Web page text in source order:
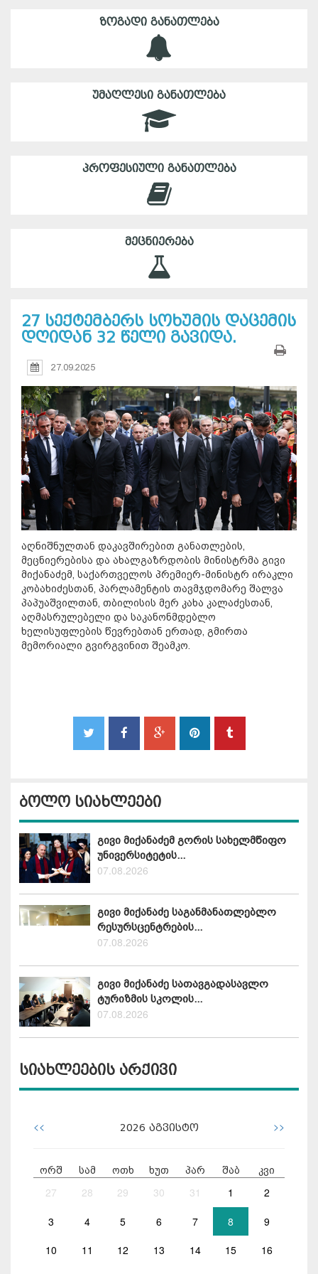
ᲖᲝᲒᲐᲓᲘ ᲒᲐᲜᲐᲗᲚᲔᲑᲐ
ᲣᲛᲐᲦᲚᲔᲡᲘ ᲒᲐᲜᲐᲗᲚᲔᲑᲐ
ᲞᲠᲝᲤᲔᲡᲘᲣᲚᲘ ᲒᲐᲜᲐᲗᲚᲔᲑᲐ
ᲛᲔᲪᲜᲘᲔᲠᲔᲑᲐ
27 სექტემბერს სოხუმის დაცემის
დღიდან 32 წელი გავიდა.
27.09.2025
აღნიშნულთან დაკავშირებით განათლების,
მეცნიერებისა და ახალგაზრდობის მინისტრმა გივი
მიქანაძემ, საქართველოს პრემიერ-მინისტრ ირაკლი
კობახიძესთან, პარლამენტის თავმჯდომარე შალვა
პაპუაშვილთან, თბილისის მერ კახა კალაძესთან,
აღმასრულებელი და საკანონმდებლო
ხელისუფლების წევრებთან ერთად, გმირთა
მემორიალი გვირგვინით შეამკო.
ბოლო სიახლეები
გივი მიქანაძემ გორის სახელმწიფო
უნივერსიტეტის...
07.08.2026
გივი მიქანაძე საგანმანათლებლო
რესურსცენტრების...
07.08.2026
გივი მიქანაძე სათავგადასავლო
ტურიზმის სკოლის...
07.08.2026
სიახლეების არქივი
<< 2026 აგვისტო >>
ორშ სამ ოთხ ხუთ პარ შაბ კვი
27 28 29 30 31 1 2
3 4 5 6 7 8 9
10 11 12 13 14 15 16